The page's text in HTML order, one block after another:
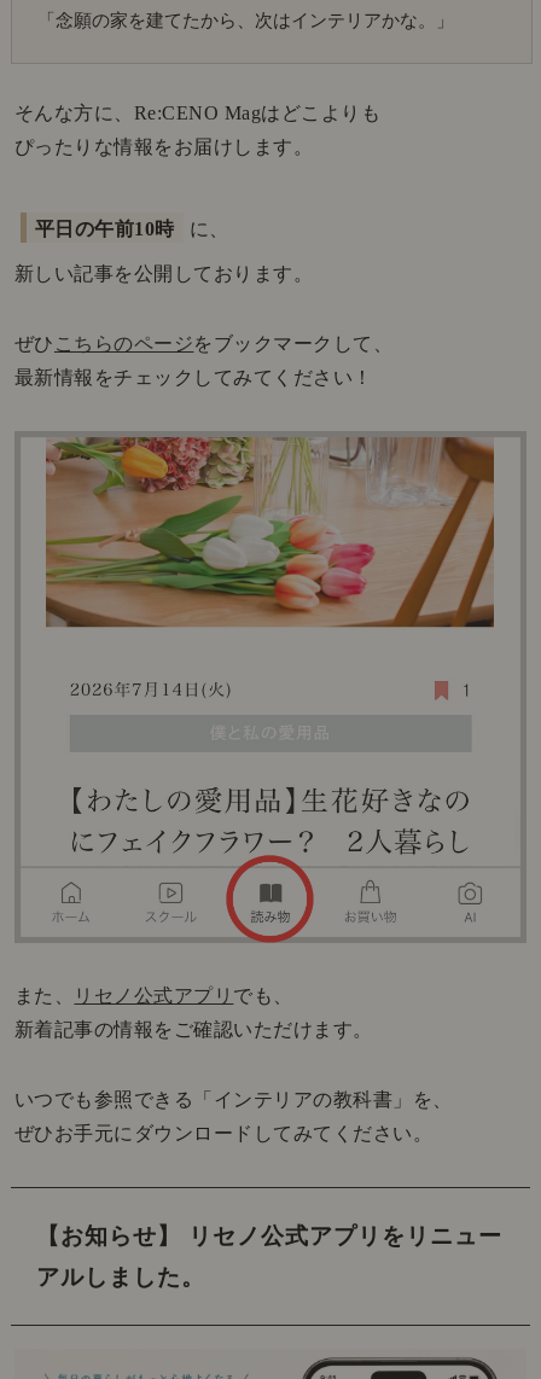
「念願の家を建てたから、次はインテリアかな。」
そんな方に、Re:CENO Magはどこよりも
ぴったりな情報をお届けします。
平日の午前10時 に、
新しい記事を公開しております。
ぜひ こちらのページをブックマークして、
最新情報をチェックしてみてください！
また、 リセノ公式アプリ でも、
新着記事の情報をご確認いただけます。
いつでも参照できる「インテリアの教科書」を、
ぜひお手元にダウンロードしてみてください。
【お知らせ】 リセノ公式アプリをリニュー
アルしました。